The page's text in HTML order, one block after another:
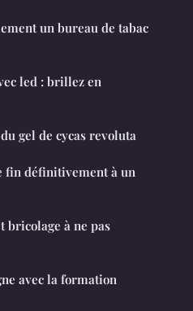
un bureau de tabac
led : brillez en
gel de cycas revoluta
fin définitivement à un
bricolage à ne pas
avec la formation